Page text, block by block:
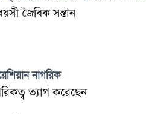
জৈবিক সন্তান
নাগরিক
ত্যাগ করেছেন